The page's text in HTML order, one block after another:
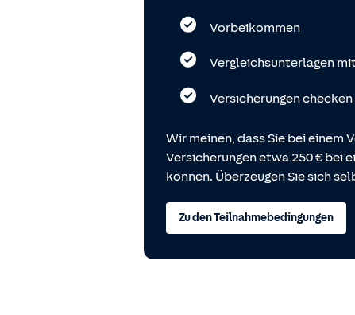
Vorbeikommen
Vergleichsunterlagen
Versicherungen
Wir meinen, dass Sie bei einem
Versicherungen etwa 250 € bei
können. Überzeugen Sie sich
Zu den Teilnahmebedingungen